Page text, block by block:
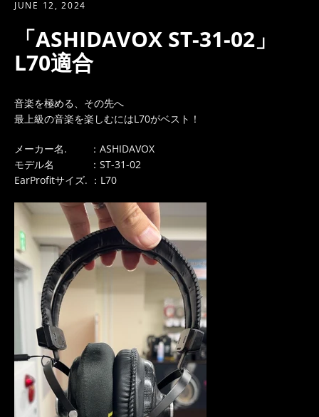
Facebook
Twitter
JUNE 12, 2024
「ASHIDAVOX ST-31-02」
L70適合
音楽を極める、その先へ
最上級の音楽を楽しむにはL70がベスト！
メーカー名.
：ASHIDAVOX
モデル名
：ST-31-02
EarProfitサイズ. ：L70